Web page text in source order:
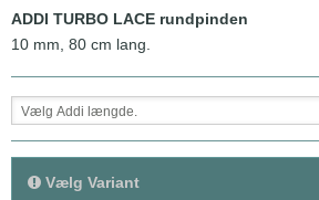
ADDI TURBO LACE rundpinden
10 mm, 80 cm lang.
Vælg Addi længde.
Vælg Variant